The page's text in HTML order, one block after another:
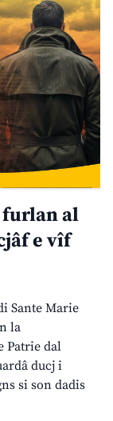
al
e vîf
Sante Marie
la
Patrie dal
ducj i
si son dadis